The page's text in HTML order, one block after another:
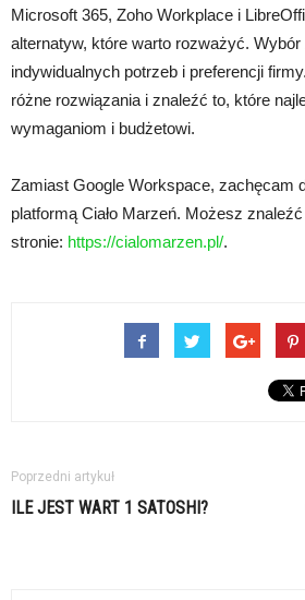
Microsoft 365, Zoho Workplace i
alternatyw, które warto rozważyć.
indywidualnych potrzeb i preferencji
różne rozwiązania i znaleźć to, które
wymaganiom i budżetowi.
Zamiast Google Workspace, zachęcam
platformą Ciało Marzeń. Możesz
stronie: https://cialomarzen.pl/.
Poprzedni artykuł
ILE JEST WART 1 SATOSHI?